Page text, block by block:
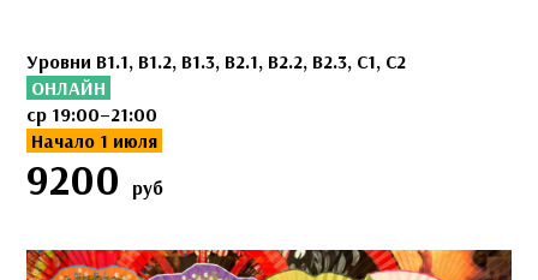
Уровни B1.1, B1.2, B1.3, B2.1, B2.2, B2.3, C1, С2
ОНЛАЙН
ср 19:00–21:00
Начало 1 июля
9200 руб